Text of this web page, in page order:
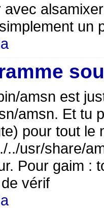
avec
un
amsn est
amsn. Et tu
pour tout le
../usr/share/
Pour gaim :
vérif